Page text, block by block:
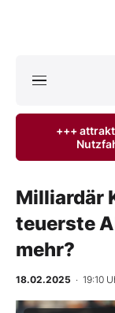
Finanz-Check
BO-
+++
Milliardär
teuerste
mehr?
18.02.2025 · 19:10